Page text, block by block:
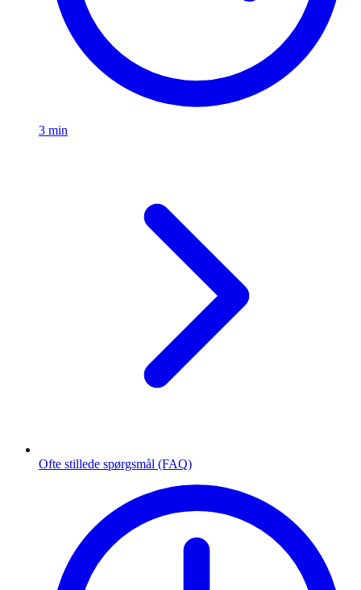
3 min
Ofte stillede spørgsmål (FAQ)